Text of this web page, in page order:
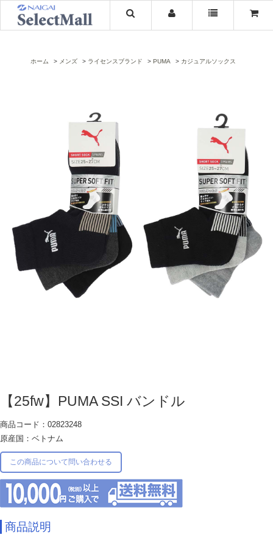
ホーム メンズ ライセンスブランド PUMA カジュアルソックス
【25fw】PUMA SSI バンドル
商品コード：02823248
原産国：ベトナム
この商品について問い合わせる
商品説明